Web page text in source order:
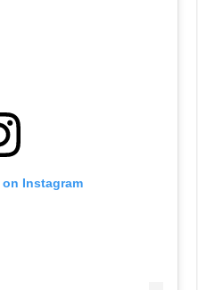
Instagram